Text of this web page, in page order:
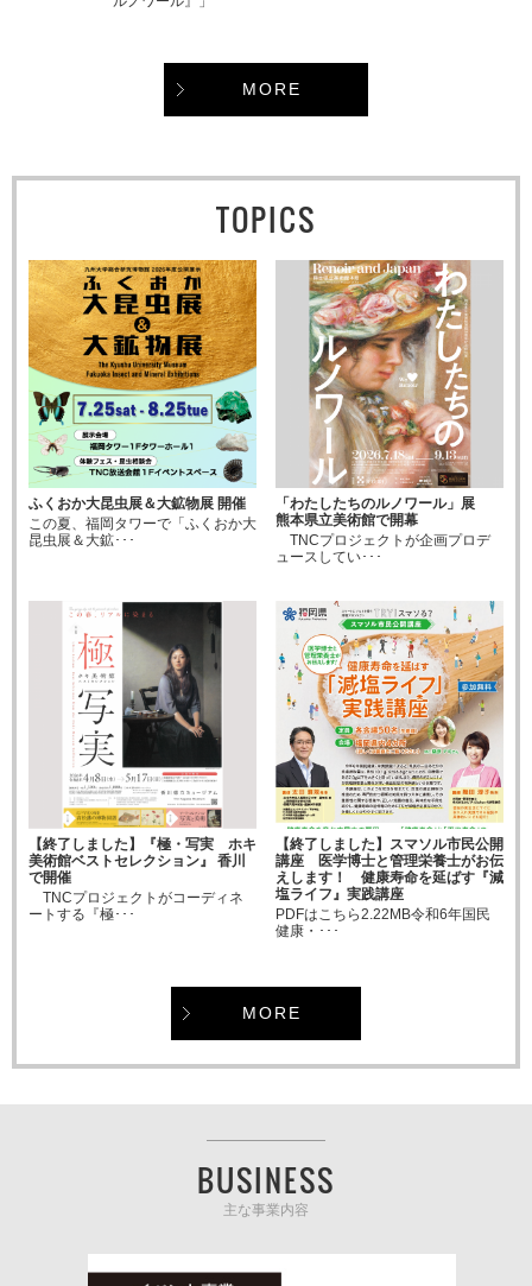
MORE
TOPICS
ふくおか大昆虫展＆大鉱物展 開催
この夏、福岡タワーで「ふくおか大
昆虫展＆大鉱･･･
「わたしたちのルノワール」展
熊本県立美術館で開幕
TNCプロジェクトが企画プロデ
ュースしてい･･･
【終了しました】『極・写実 ホキ
美術館ベストセレクション』 香川
で開催
TNCプロジェクトがコーディネ
ートする『極･･･
【終了しました】スマソル市民公開
講座 医学博士と管理栄養士がお伝
えします！ 健康寿命を延ばす『減
塩ライフ』実践講座
PDFはこちら2.22MB令和6年国民
健康・･･･
MORE
BUSINESS
主な事業内容